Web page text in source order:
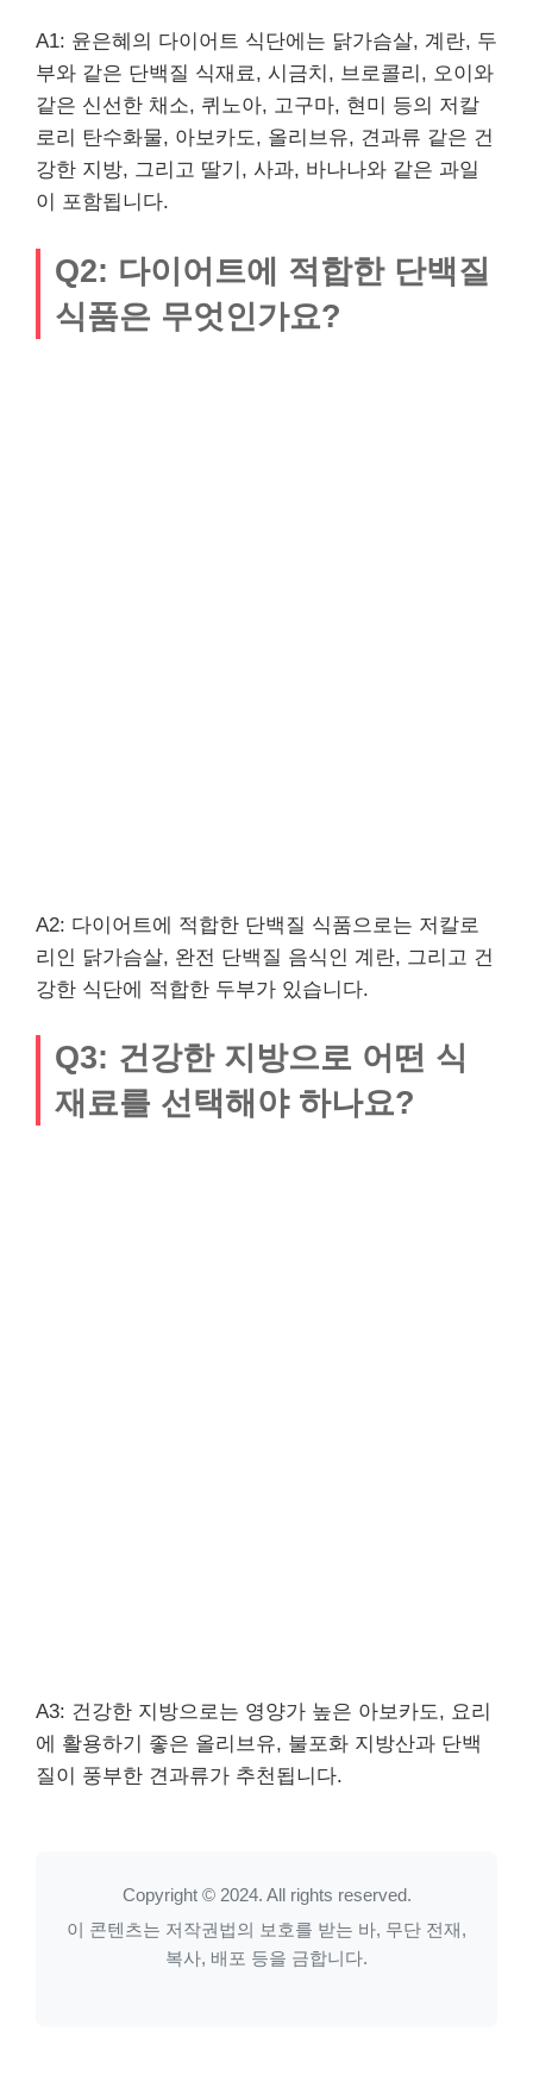
A1: 윤은혜의 다이어트 식단에는 닭가슴살, 계란, 두
부와 같은 단백질 식재료, 시금치, 브로콜리, 오이와
같은 신선한 채소, 퀴노아, 고구마, 현미 등의 저칼
로리 탄수화물, 아보카도, 올리브유, 견과류 같은 건
강한 지방, 그리고 딸기, 사과, 바나나와 같은 과일
이 포함됩니다.
Q2: 다이어트에 적합한 단백질
식품은 무엇인가요?
A2: 다이어트에 적합한 단백질 식품으로는 저칼로
리인 닭가슴살, 완전 단백질 음식인 계란, 그리고 건
강한 식단에 적합한 두부가 있습니다.
Q3: 건강한 지방으로 어떤 식
재료를 선택해야 하나요?
A3: 건강한 지방으로는 영양가 높은 아보카도, 요리
에 활용하기 좋은 올리브유, 불포화 지방산과 단백
질이 풍부한 견과류가 추천됩니다.
Copyright © 2024. All rights reserved.
이 콘텐츠는 저작권법의 보호를 받는 바, 무단 전재,
복사, 배포 등을 금합니다.